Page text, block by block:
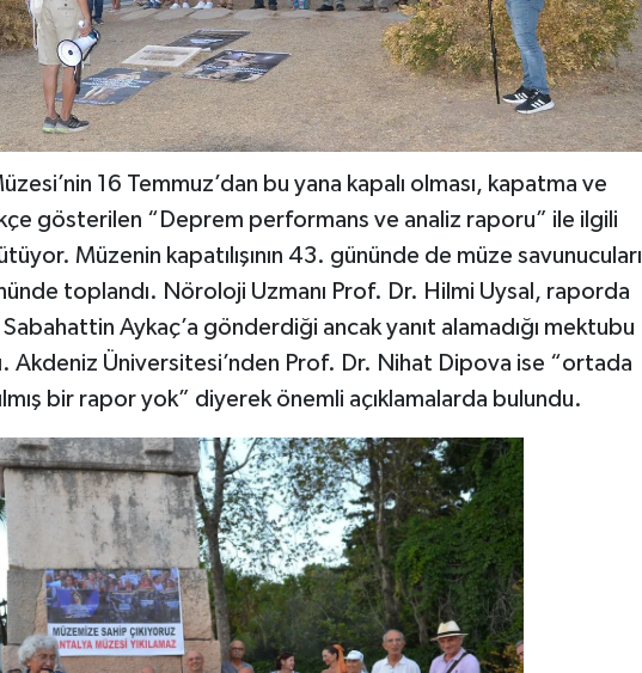
16 Temmuz’dan bu yana kapalı olması, kapatma ve
gösterilen “Deprem performans ve analiz raporu” ile ilgili
Müzenin kapatılışının 43. gününde de müze savunucuları
toplandı. Nöroloji Uzmanı Prof. Dr. Hilmi Uysal, raporda
Aykaç’a gönderdiği ancak yanıt alamadığı mektubu
Akdeniz Üniversitesi’nden Prof. Dr. Nihat Dipova ise “ortada
bir rapor yok” diyerek önemli açıklamalarda bulundu.